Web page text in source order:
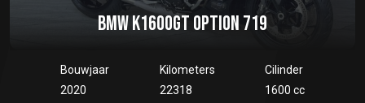
BMW K1600GT OPTION 719
Bouwjaar
2020
Kilometers
22318
Cilinder
1600 cc